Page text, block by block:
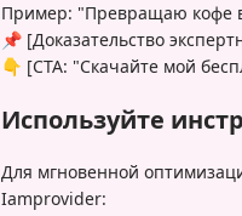
Пример: "Превращаю кофе
📌 [Доказательство
👇 [CTA: "Скачайте мой
Используйте
Для мгновенной
Iamprovider: